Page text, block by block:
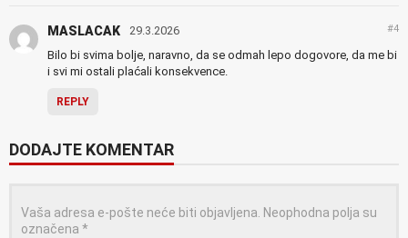
MASLACAK 29.3.2026 #4
Bilo bi svima bolje, naravno, da se odmah lepo dogovore, da me bi
i svi mi ostali plaćali konsekvence.
REPLY
DODAJTE KOMENTAR
Vaša adresa e-pošte neće biti objavljena. Neophodna polja su
označena *